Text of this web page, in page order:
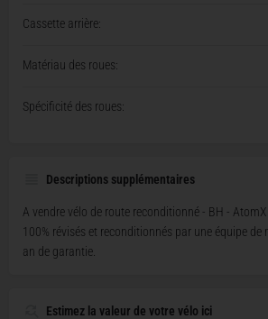
Cassette arrière:
Matériau des roues:
Spécificité des roues:
Descriptions supplémentaires
A vendre vélo de route reconditionné - BH -
100% révisés et reconditionnés par une équipe de
an de garantie.
Estimez la valeur de votre vélo ici